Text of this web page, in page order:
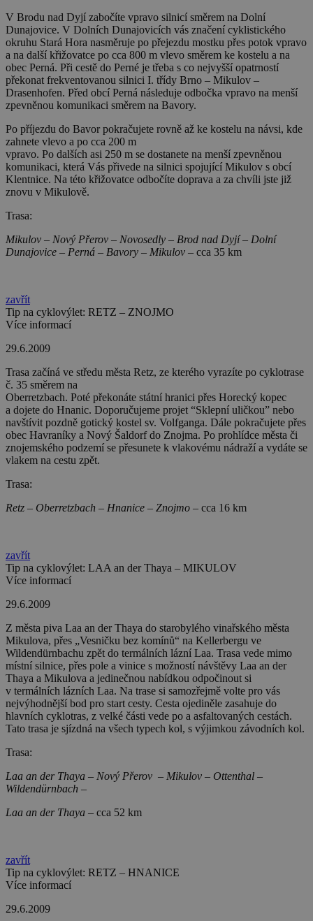
V Brodu nad Dyjí zabočíte vpravo silnicí směrem na Dolní
Dunajovice. V Dolních Dunajovicích vás značení cyklistického
okruhu Stará Hora nasměruje po přejezdu mostku přes potok vpravo
a na další křižovatce po cca 800 m vlevo směrem ke kostelu a na
obec Perná. Při cestě do Perné je třeba s co nejvyšší opatrností
překonat frekventovanou silnici I. třídy Brno – Mikulov –
Drasenhofen. Před obcí Perná následuje odbočka vpravo na menší
zpevněnou komunikaci směrem na Bavory.
Po příjezdu do Bavor pokračujete rovně až ke kostelu na návsi, kde
zahnete vlevo a po cca 200 m
vpravo. Po dalších asi 250 m se dostanete na menší zpevněnou
komunikaci, která Vás přivede na silnici spojující Mikulov s obcí
Klentnice. Na této křižovatce odbočíte doprava a za chvíli jste již
znovu v Mikulově.
Trasa:
Mikulov – Nový Přerov – Novosedly – Brod nad Dyjí – Dolní
Dunajovice – Perná – Bavory – Mikulov – cca 35 km
zavřít
Tip na cyklovýlet: RETZ – ZNOJMO
Více informací
29.6.2009
Trasa začíná ve středu města Retz, ze kterého vyrazíte po cyklotrase
č. 35 směrem na
Oberretzbach. Poté překonáte státní hranici přes Horecký kopec
a dojete do Hnanic. Doporučujeme projet “Sklepní uličkou” nebo
navštívit pozdně gotický kostel sv. Volfganga. Dále pokračujete přes
obec Havraníky a Nový Šaldorf do Znojma. Po prohlídce města či
znojemského podzemí se přesunete k vlakovému nádraží a vydáte se
vlakem na cestu zpět.
Trasa:
Retz – Oberretzbach – Hnanice – Znojmo – cca 16 km
zavřít
Tip na cyklovýlet: LAA an der Thaya – MIKULOV
Více informací
29.6.2009
Z města piva Laa an der Thaya do starobylého vinařského města
Mikulova, přes „Vesničku bez komínů“ na Kellerbergu ve
Wildendürnbachu zpět do termálních lázní Laa. Trasa vede mimo
místní silnice, přes pole a vinice s možností návštěvy Laa an der
Thaya a Mikulova a jedinečnou nabídkou odpočinout si
v termálních lázních Laa. Na trase si samozřejmě volte pro vás
nejvýhodnější bod pro start cesty. Cesta ojediněle zasahuje do
hlavních cyklotras, z velké části vede po a asfaltovaných cestách.
Tato trasa je sjízdná na všech typech kol, s výjimkou závodních kol.
Trasa:
Laa an der Thaya – Nový Přerov – Mikulov – Ottenthal –
Wildendürnbach –
Laa an der Thaya – cca 52 km
zavřít
Tip na cyklovýlet: RETZ – HNANICE
Více informací
29.6.2009